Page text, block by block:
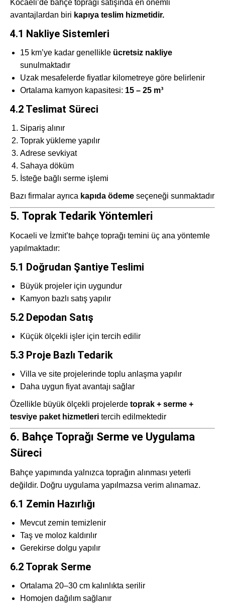
Kocaeli’de bahçe toprağı satışında en önemli
avantajlardan biri kapıya teslim hizmetidir.
4.1 Nakliye Sistemleri
15 km’ye kadar genellikle ücretsiz nakliye
sunulmaktadır
Uzak mesafelerde fiyatlar kilometreye göre belirlenir
Ortalama kamyon kapasitesi: 15 – 25 m³
4.2 Teslimat Süreci
Sipariş alınır
Toprak yükleme yapılır
Adrese sevkiyat
Sahaya döküm
İsteğe bağlı serme işlemi
Bazı firmalar ayrıca kapıda ödeme seçeneği sunmaktadır
5. Toprak Tedarik Yöntemleri
Kocaeli ve İzmit’te bahçe toprağı temini üç ana yöntemle
yapılmaktadır:
5.1 Doğrudan Şantiye Teslimi
Büyük projeler için uygundur
Kamyon bazlı satış yapılır
5.2 Depodan Satış
Küçük ölçekli işler için tercih edilir
5.3 Proje Bazlı Tedarik
Villa ve site projelerinde toplu anlaşma yapılır
Daha uygun fiyat avantajı sağlar
Özellikle büyük ölçekli projelerde toprak + serme +
tesviye paket hizmetleri tercih edilmektedir
6. Bahçe Toprağı Serme ve Uygulama
Süreci
Bahçe yapımında yalnızca toprağın alınması yeterli
değildir. Doğru uygulama yapılmazsa verim alınamaz.
6.1 Zemin Hazırlığı
Mevcut zemin temizlenir
Taş ve moloz kaldırılır
Gerekirse dolgu yapılır
6.2 Toprak Serme
Ortalama 20–30 cm kalınlıkta serilir
Homojen dağılım sağlanır